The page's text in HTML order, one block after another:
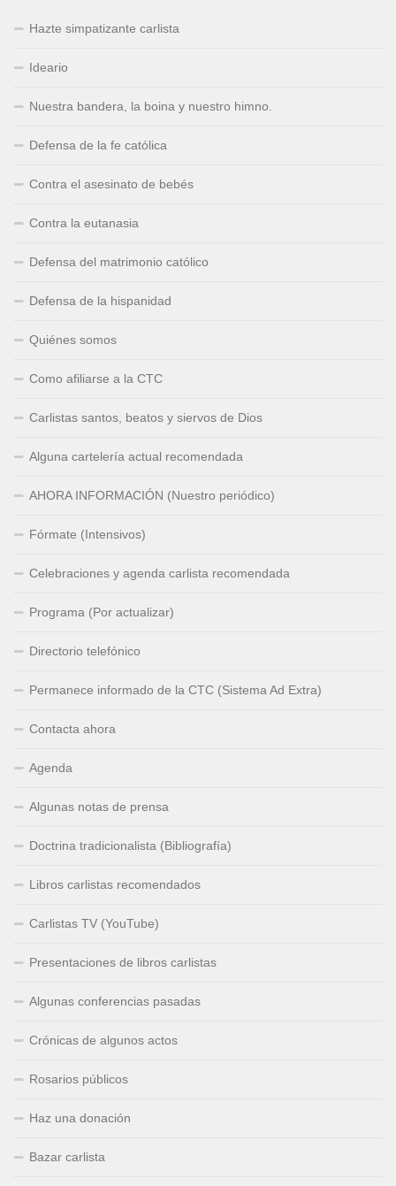
Hazte simpatizante carlista
Ideario
Nuestra bandera, la boina y nuestro himno.
Defensa de la fe católica
Contra el asesinato de bebés
Contra la eutanasia
Defensa del matrimonio católico
Defensa de la hispanidad
Quiénes somos
Como afiliarse a la CTC
Carlistas santos, beatos y siervos de Dios
Alguna cartelería actual recomendada
AHORA INFORMACIÓN (Nuestro periódico)
Fórmate (Intensivos)
Celebraciones y agenda carlista recomendada
Programa (Por actualizar)
Directorio telefónico
Permanece informado de la CTC (Sistema Ad Extra)
Contacta ahora
Agenda
Algunas notas de prensa
Doctrina tradicionalista (Bibliografía)
Libros carlistas recomendados
Carlistas TV (YouTube)
Presentaciones de libros carlistas
Algunas conferencias pasadas
Crónicas de algunos actos
Rosarios públicos
Haz una donación
Bazar carlista